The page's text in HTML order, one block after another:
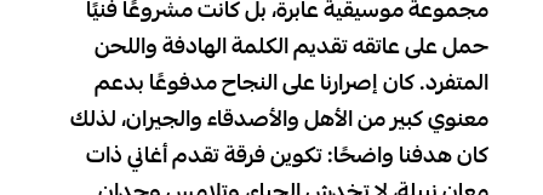
مجموعة موسيقية عابرة، بل كانت مشروعًا فنيًا
حمل على عاتقه تقديم الكلمة الهادفة واللحن
المتفرد. كان إصرارنا على النجاح مدفوعًا بدعم
معنوي كبير من الأهل والأصدقاء والجيران، لذلك
كان هدفنا واضحًا: تكوين فرقة تقدم أغاني ذات